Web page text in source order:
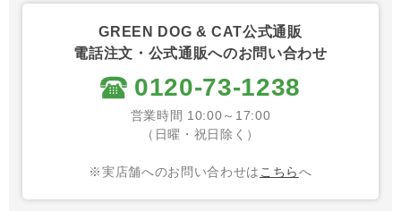
GREEN DOG & CAT公式通販
電話注文・公式通販へのお問い合わせ
0120-73-1238
営業時間 10:00～17:00
（日曜・祝日除く）
※実店舗へのお問い合わせは こちらへ